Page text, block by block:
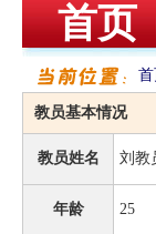
首页
首
教员基本情况
教员姓名 刘教
年龄 25